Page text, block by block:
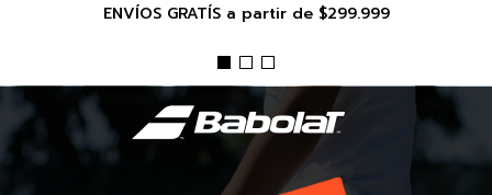
ENVÍOS GRATÍS a partir de $299.999